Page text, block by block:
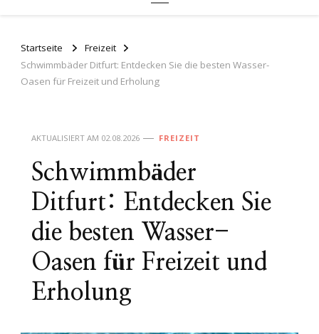
Startseite
Freizeit
Schwimmbäder Ditfurt: Entdecken Sie die besten Wasser-
Oasen für Freizeit und Erholung
AKTUALISIERT AM 02.08.2026 FREIZEIT
Schwimmbäder
Ditfurt: Entdecken Sie
die besten Wasser-
Oasen für Freizeit und
Erholung